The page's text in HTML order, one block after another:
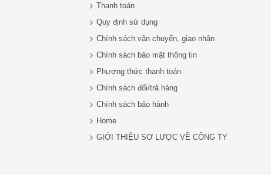
Thanh toán
Quy định sử dụng
Chính sách vận chuyển, giao nhận
Chính sách bảo mật thông tin
Phương thức thanh toán
Chính sách đổi/trả hàng
Chính sách bảo hành
Home
GIỚI THIỆU SƠ LƯỢC VỀ CÔNG TY